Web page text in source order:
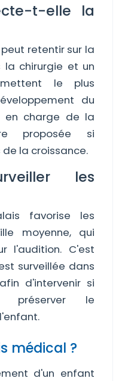
t-elle la
retentir sur la
la chirurgie et un
le plus
du
en charge de la
proposée si
la croissance.
les
favorise les
moyenne, qui
l'audition. C'est
surveillée dans
d'intervenir si
le
médical ?
d'un enfant